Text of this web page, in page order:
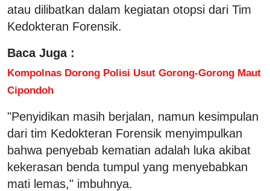
atau dilibatkan dalam kegiatan otopsi dari Tim
Kedokteran Forensik.
Baca Juga :
Kompolnas Dorong Polisi Usut Gorong-Gorong Maut
Cipondoh
"Penyidikan masih berjalan, namun kesimpulan
dari tim Kedokteran Forensik menyimpulkan
bahwa penyebab kematian adalah luka akibat
kekerasan benda tumpul yang menyebabkan
mati lemas," imbuhnya.